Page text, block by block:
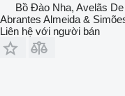
Bồ Đào Nha, Avelãs
Abrantes Almeida &
Liên hệ với người bán